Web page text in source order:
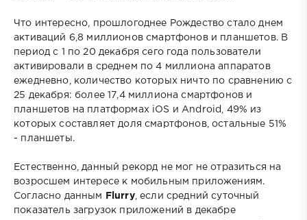
Что интересно, прошлогоднее Рождество стало днем
активаций 6,8 миллионов смартфонов и планшетов. В
период с 1 по 20 декабря сего года пользователи
активировали в среднем по 4 миллиона аппаратов
ежедневно, количество которых ничто по сравнению с
25 декабря: более 17,4 миллиона смартфонов и
планшетов на платформах iOS и Android, 49% из
которых составляет доля смартфонов, остальные 51%
- планшеты.
Естественно, данный рекорд не мог не отразиться на
возросшем интересе к мобильным приложениям.
Согласно данным
Flurry, если средний суточный
показатель загрузок приложений в декабре